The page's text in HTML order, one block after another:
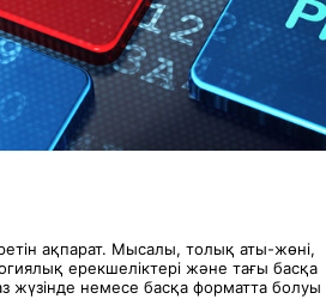
ақпарат. Мысалы, толық аты-жөні,
ерекшеліктері және тағы басқа
жүзінде немесе басқа форматта болуы